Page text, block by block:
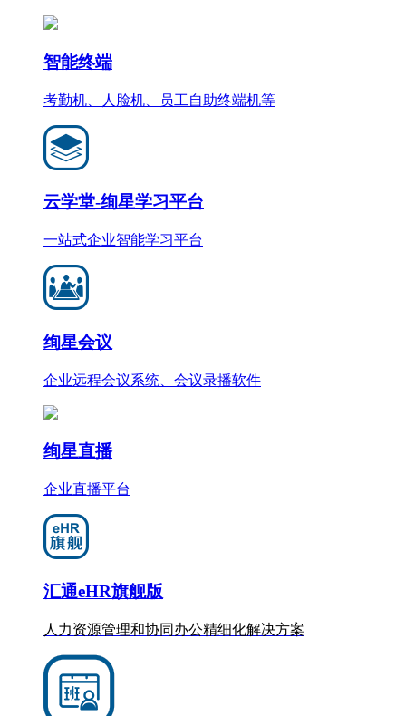
智能终端
考勤机、人脸机、员工自助终端机等
云学堂-绚星学习平台
一站式企业智能学习平台
绚星会议
企业远程会议系统、会议录播软件
绚星直播
企业直播平台
汇通eHR旗舰版
人力资源管理和协同办公精细化解决方案